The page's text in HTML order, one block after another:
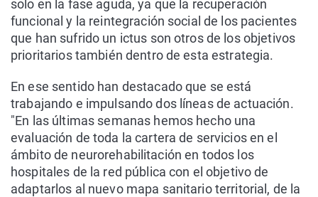
solo en la fase aguda, ya que la recuperación
funcional y la reintegración social de los pacientes
que han sufrido un ictus son otros de los objetivos
prioritarios también dentro de esta estrategia.
En ese sentido han destacado que se está
trabajando e impulsando dos líneas de actuación.
"En las últimas semanas hemos hecho una
evaluación de toda la cartera de servicios en el
ámbito de neurorehabilitación en todos los
hospitales de la red pública con el objetivo de
adaptarlos al nuevo mapa sanitario territorial, de la